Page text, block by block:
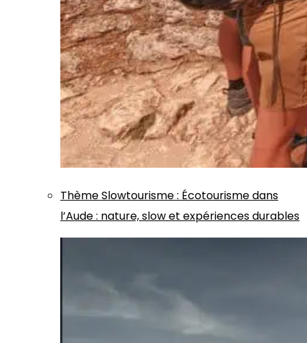
ThèmeSlowtourisme: Écotourisme dans
l’Aude : nature, slow et expériences durables